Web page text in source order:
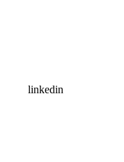
linkedin